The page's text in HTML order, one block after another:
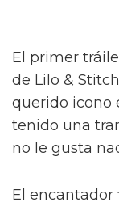
El primer
de Lilo &
querido icono
tenido una
no le gusta
El